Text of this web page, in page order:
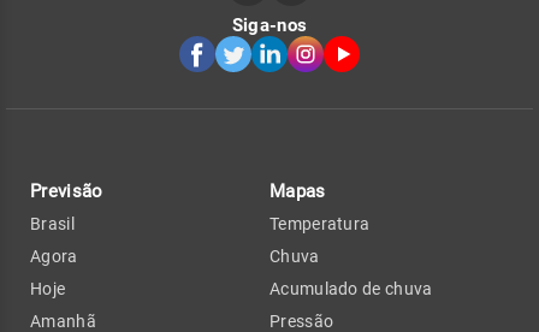
Siga-nos
Previsão
Brasil
Agora
Hoje
Amanhã
Mapas
Temperatura
Chuva
Acumulado de chuva
Pressão